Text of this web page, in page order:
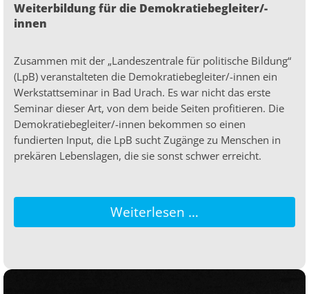
Weiterbildung für die Demokratiebegleiter/-
innen
Zusammen mit der „Landeszentrale für politische Bildung“
(LpB) veranstalteten die Demokratiebegleiter/-innen ein
Werkstattseminar in Bad Urach. Es war nicht das erste
Seminar dieser Art, von dem beide Seiten profitieren. Die
Demokratiebegleiter/-innen bekommen so einen
fundierten Input, die LpB sucht Zugänge zu Menschen in
prekären Lebenslagen, die sie sonst schwer erreicht.
Weiterlesen …